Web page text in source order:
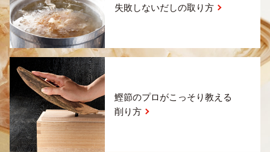
失敗しないだしの取り方
鰹節のプロがこっそり教える
削り方